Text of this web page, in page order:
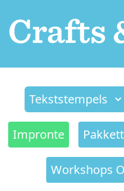
Tekststempels
Impronte
Workshops